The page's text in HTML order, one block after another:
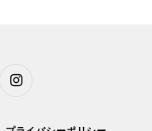
Instagram